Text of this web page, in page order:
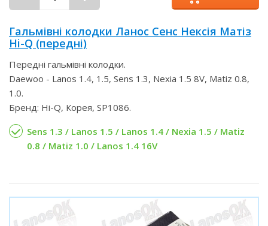
Гальмівні колодки Ланос Сенс Нексія Матіз
Hi-Q (передні)
Передні гальмівні колодки.
Daewoo - Lanos 1.4, 1.5, Sens 1.3, Nexia 1.5 8V, Matiz 0.8,
1.0.
Бренд: Hi-Q, Корея, SP1086.
Sens 1.3 / Lanos 1.5 / Lanos 1.4 / Nexia 1.5 / Matiz
0.8 / Matiz 1.0 / Lanos 1.4 16V